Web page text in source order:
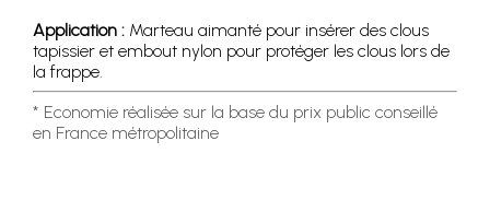
Application : Marteau aimanté pour insérer des clous
tapissier et embout nylon pour protéger les clous lors de
la frappe.
* Economie réalisée sur la base du prix public conseillé
en France métropolitaine